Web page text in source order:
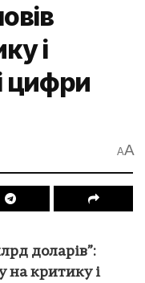
і
цифри
AA
доларів”:
на критику і